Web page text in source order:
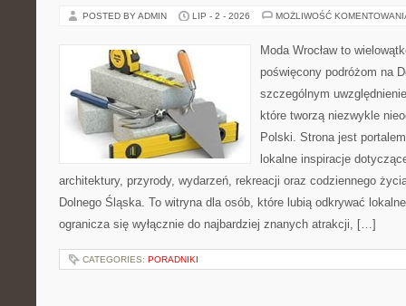
POSTED BY ADMIN LIP - 2 - 2026 MOŻLIWOŚĆ
Moda Wrocław to
poświęcony podróżom na
szczególnym
które tworzą niezwykle
Polski. Strona jest
lokalne inspiracje
architektury, przyrody, wydarzeń, rekreacji oraz codziennego
Dolnego Śląska. To witryna dla osób, które lubią odkrywać
ogranicza się wyłącznie do najbardziej znanych atrakcji, […]
CATEGORIES: PORADNIKI